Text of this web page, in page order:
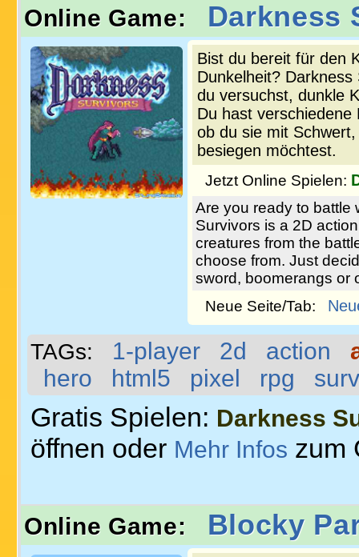
Online Game: Darkness
Bist du bereit für den
Dunkelheit?
du versuchst, dunkle
Du hast verschiedene
ob du sie mit
besiegen möchtest.
Jetzt Online Spielen:
Are you ready to battle
Survivors is a 2D
creatures from the
choose from. Just
sword, boomerangs or
Neue Seite/Tab:
TAGs: 1-player 2d action
hero
html5 pixel rpg
Gratis Spielen: Darkness
öffnen oder Mehr Infos zum
Online Game: Blocky